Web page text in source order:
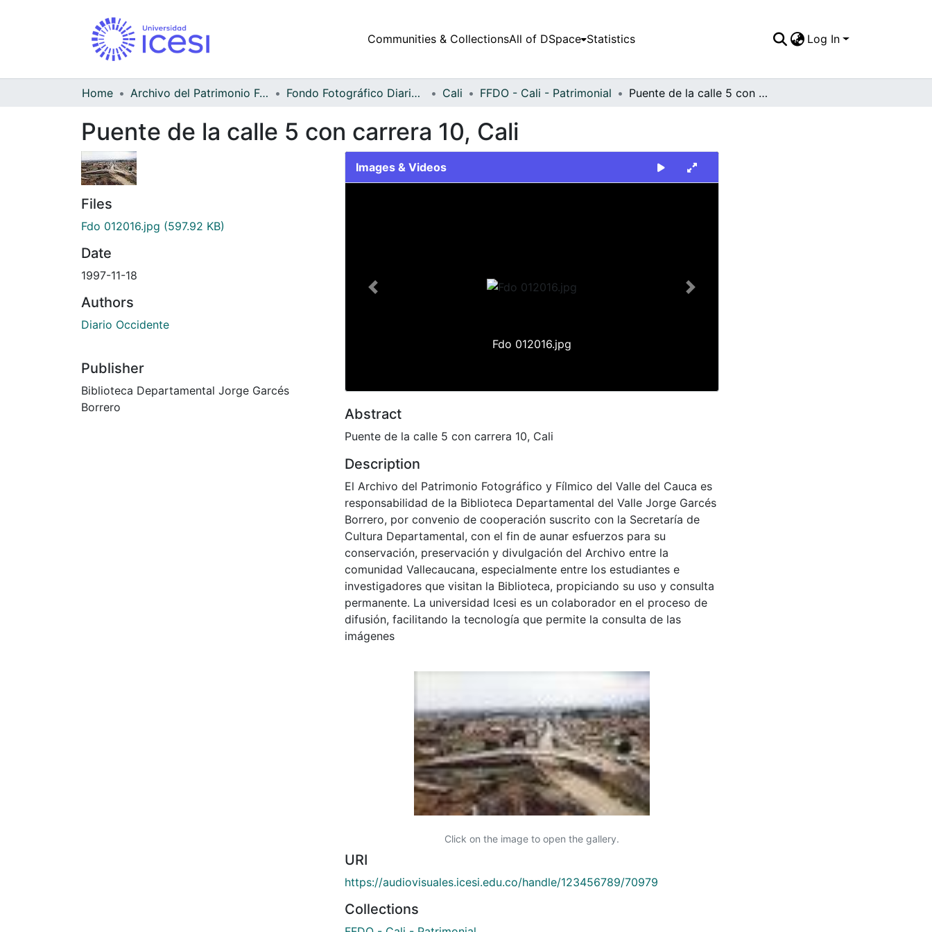
Communities & CollectionsAll of DSpace Statistics Log In
Home Archivo del Patrimonio Fotográfico y Fílmico del Valle del Cauca Fondo Fotográfico Diario Occidente Cali FFDO - Cali - Patrimonial Puente de la calle 5 con carrera 10, Cali
Puente de la calle 5 con carrera 10, Cali
Files
Fdo 012016.jpg (597.92 KB)
Date
1997-11-18
Authors
Diario Occidente
Publisher
Biblioteca Departamental Jorge Garcés
Borrero
Images & Videos
Fdo 012016.jpg
Previous Next
Abstract
Puente de la calle 5 con carrera 10, Cali
Description
El Archivo del Patrimonio Fotográfico y Fílmico del Valle del Cauca es
responsabilidad de la Biblioteca Departamental del Valle Jorge Garcés
Borrero, por convenio de cooperación suscrito con la Secretaría de
Cultura Departamental, con el fin de aunar esfuerzos para su
conservación, preservación y divulgación del Archivo entre la
comunidad Vallecaucana, especialmente entre los estudiantes e
investigadores que visitan la Biblioteca, propiciando su uso y consulta
permanente. La universidad Icesi es un colaborador en el proceso de
difusión, facilitando la tecnología que permite la consulta de las
imágenes
Click on the image to open the gallery.
URI
https://audiovisuales.icesi.edu.co/handle/123456789/70979
Collections